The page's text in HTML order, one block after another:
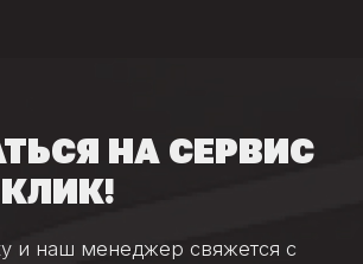
НА СЕРВИС
и наш менеджер свяжется с